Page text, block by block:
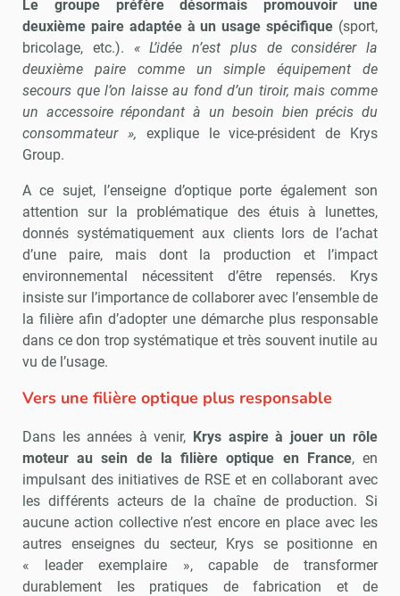
Le groupe préfère désormais promouvoir une
deuxième paire adaptée à un usage spécifique (sport,
bricolage, etc.). « L’idée n’est plus de considérer la
deuxième paire comme un simple équipement de
secours que l’on laisse au fond d’un tiroir, mais comme
un accessoire répondant à un besoin bien précis du
consommateur », explique le vice-président de Krys
Group.
A ce sujet, l’enseigne d’optique porte également son
attention sur la problématique des étuis à lunettes,
donnés systématiquement aux clients lors de l’achat
d’une paire, mais dont la production et l’impact
environnemental nécessitent d’être repensés. Krys
insiste sur l’importance de collaborer avec l’ensemble de
la filière afin d’adopter une démarche plus responsable
dans ce don trop systématique et très souvent inutile au
vu de l’usage.
Vers une filière optique plus responsable
Dans les années à venir, Krys aspire à jouer un rôle
moteur au sein de la filière optique en France, en
impulsant des initiatives de RSE et en collaborant avec
les différents acteurs de la chaîne de production. Si
aucune action collective n’est encore en place avec les
autres enseignes du secteur, Krys se positionne en
« leader exemplaire », capable de transformer
durablement les pratiques de fabrication et de